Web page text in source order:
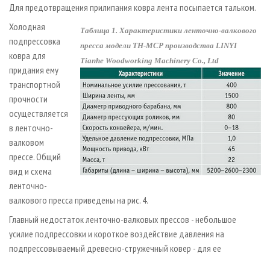
Для предотвращения прилипания ковра лента посыпается тальком.
Таблица 1. Характеристики ленточно-валкового
пресса модели TH-MCP производства LINYI
Tianhe Woodworking Machinery Cо., Ltd
Холодная
подпрессовка
ковра для
придания ему
транспортной
прочности
осуществляется
в ленточно-
валковом
прессе. Общий
вид и схема
ленточно-
валкового пресса приведены на рис. 4.
Главный недостаток ленточно-валковых прессов - небольшое
усилие подпрессовки и короткое воздействие давления на
подпрессовываемый древесно-стружечный ковер - для ее